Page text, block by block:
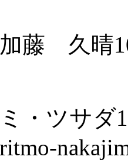
加藤 久晴
・ツサダ